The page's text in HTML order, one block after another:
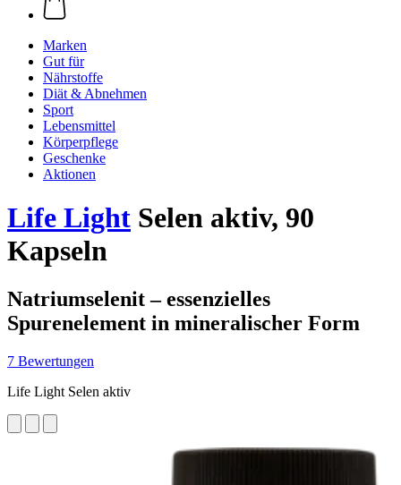
Marken
Gut für
Nährstoffe
Diät & Abnehmen
Sport
Lebensmittel
Körperpflege
Geschenke
Aktionen
Life Light Selen aktiv, 90
Kapseln
Natriumselenit – essenzielles
Spurenelement in mineralischer Form
7 Bewertungen
Life Light Selen aktiv